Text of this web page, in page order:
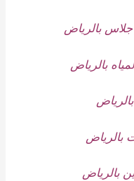
بالرياض
بالرياض
بالرياض
بالرياض